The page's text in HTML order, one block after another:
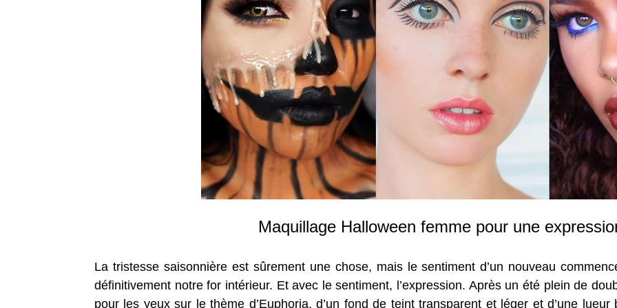
Maquillage Halloween femme pour une
La tristesse saisonnière est sûrement une chose, mais le sentiment d’un nouveau
définitivement notre for intérieur. Et avec le sentiment, l’expression. Après un été plein de
pour les yeux sur le thème d’Euphoria, d’un fond de teint transparent et léger et d’une